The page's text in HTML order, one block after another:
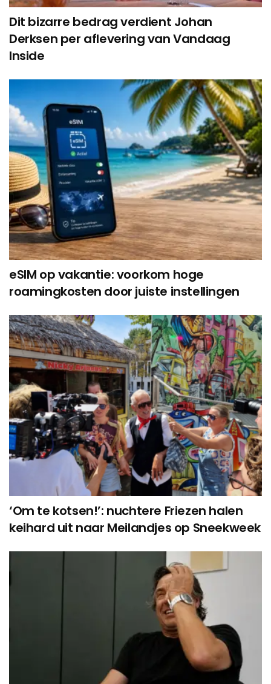
Dit bizarre bedrag verdient Johan
Derksen per aflevering van Vandaag
Inside
eSIM op vakantie: voorkom hoge
roamingkosten door juiste instellingen
‘Om te kotsen!’: nuchtere Friezen halen
keihard uit naar Meilandjes op Sneekweek